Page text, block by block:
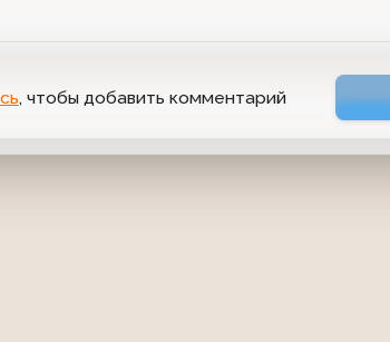
, чтобы добавить комментарий